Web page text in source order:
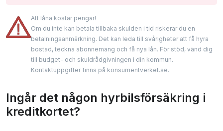
Att låna kostar pengar!
Om du inte kan betala tillbaka skulden i tid riskerar du en
betalningsanmärkning. Det kan leda till svårigheter att få hyra
bostad, teckna abonnemang och få nya lån. För stöd, vänd dig
till budget- och skuldrådgivningen i din kommun.
Kontaktuppgifter finns på konsumentverket.se.
Ingår det någon hyrbilsförsäkring i
kreditkortet?